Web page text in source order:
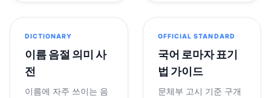
DICTIONARY
이름 음절 의미 사
전
이름에 자주 쓰이는 음
OFFICIAL STANDARD
국어 로마자 표기
법 가이드
문체부 고시 기준 구개